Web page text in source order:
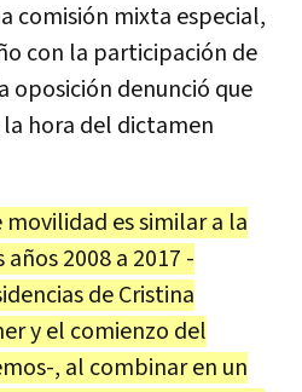
comisión mixta especial,
con la participación de
oposición denunció que
hora del dictamen
es similar a la
2008 a 2017 -
de Cristina
y el comienzo del
, al combinar en un